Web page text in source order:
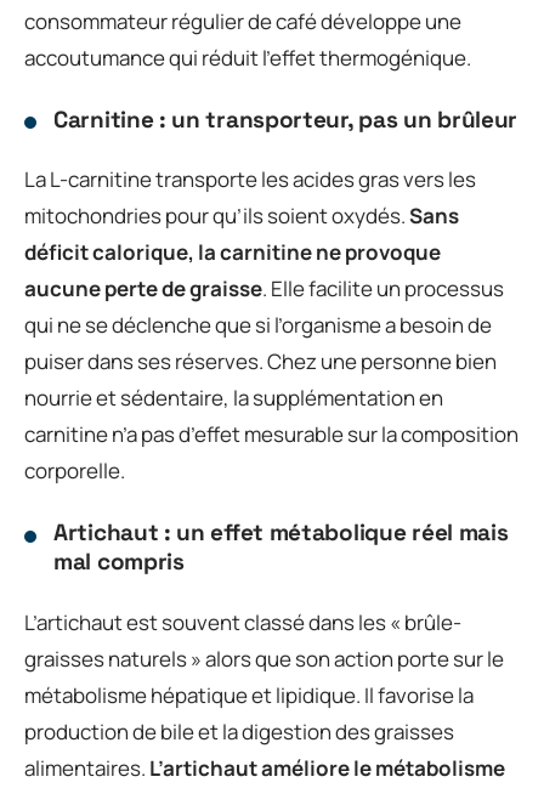
consommateur régulier de café développe une
accoutumance qui réduit l’effet thermogénique.
Carnitine : un transporteur, pas un brûleur
La L-carnitine transporte les acides gras vers les
mitochondries pour qu’ils soient oxydés.Sans
déficit calorique, la carnitine ne provoque
aucune perte de graisse. Elle facilite un processus
qui ne se déclenche que si l’organisme a besoin de
puiser dans ses réserves. Chez une personne bien
nourrie et sédentaire, la supplémentation en
carnitine n’a pas d’effet mesurable sur la composition
corporelle.
Artichaut : un effet métabolique réel mais
mal compris
L’artichaut est souvent classé dans les « brûle-
graisses naturels » alors que son action porte sur le
métabolisme hépatique et lipidique. Il favorise la
production de bile et la digestion des graisses
alimentaires. L’artichaut améliore le métabolisme